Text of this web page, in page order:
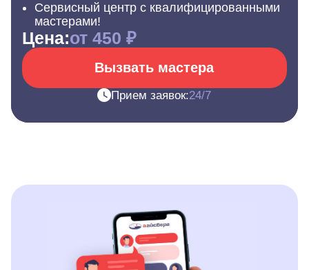
Сервисный центр с квалифицированными
мастерами!
Цена:от 450 ₽
Вызвать мастера
Прием заявок:24/7